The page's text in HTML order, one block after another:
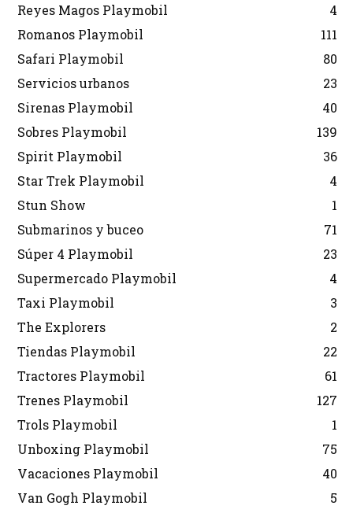
Reyes Magos Playmobil
4
Romanos Playmobil
111
Safari Playmobil
80
Servicios urbanos
23
Sirenas Playmobil
40
Sobres Playmobil
139
Spirit Playmobil
36
Star Trek Playmobil
4
Stun Show
1
Submarinos y buceo
71
Súper 4 Playmobil
23
Supermercado Playmobil
4
Taxi Playmobil
3
The Explorers
2
Tiendas Playmobil
22
Tractores Playmobil
61
Trenes Playmobil
127
Trols Playmobil
1
Unboxing Playmobil
75
Vacaciones Playmobil
40
Van Gogh Playmobil
5